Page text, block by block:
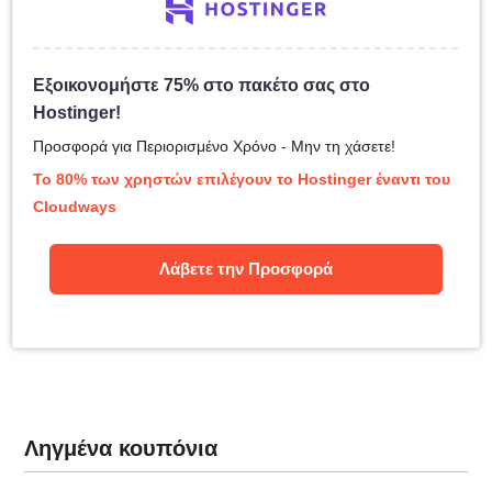
Εξοικονομήστε 75% στο πακέτο σας στο
Hostinger!
Προσφορά για Περιορισμένο Χρόνο - Μην τη χάσετε!
Το 80% των χρηστών επιλέγουν το Hostinger έναντι του
Cloudways
Λάβετε την Προσφορά
Ληγμένα κουπόνια